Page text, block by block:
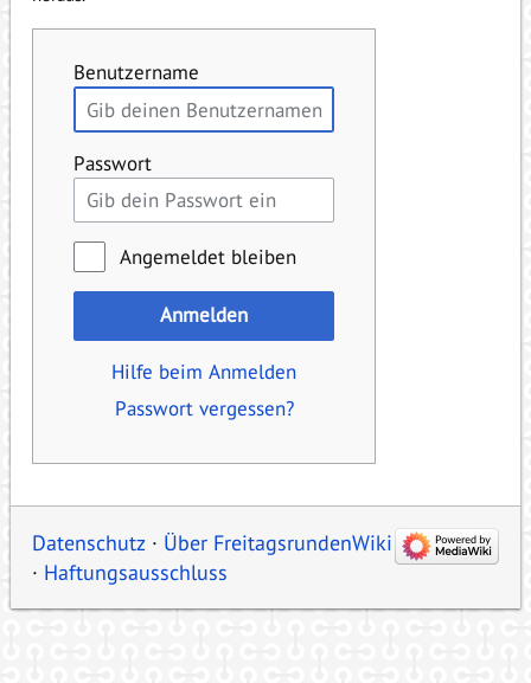
Benutzername
Passwort
Angemeldet bleiben
Anmelden
Hilfe beim Anmelden
Passwort vergessen?
Datenschutz
Über FreitagsrundenWiki
Haftungsausschluss